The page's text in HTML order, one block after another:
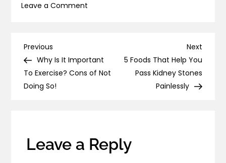
Leave a Comment
गोल्ड
हैं
For
Healthy
Post
navigation
Previous
Post
Previous
Why Is It Important
To Exercise? Cons of Not
Doing So!
Next
Post
Next
5 Foods That Help You
Pass Kidney Stones
Painlessly
Leave a Reply